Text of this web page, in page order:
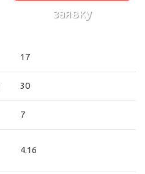
заявку
17
30
7
4.16